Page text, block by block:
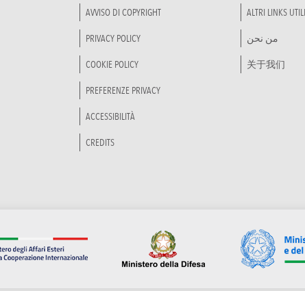
AVVISO DI COPYRIGHT
PRIVACY POLICY
COOKIE POLICY
PREFERENZE PRIVACY
ACCESSIBILITÀ
CREDITS
ALTRI LINKS UTILI
من نحن
关于我们